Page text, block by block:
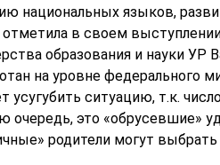
национальных языков,
в своем
образования и науки
на уровне федерального
усугубить ситуацию, т.к.
очередь, это «обрусевшие»
родители могут